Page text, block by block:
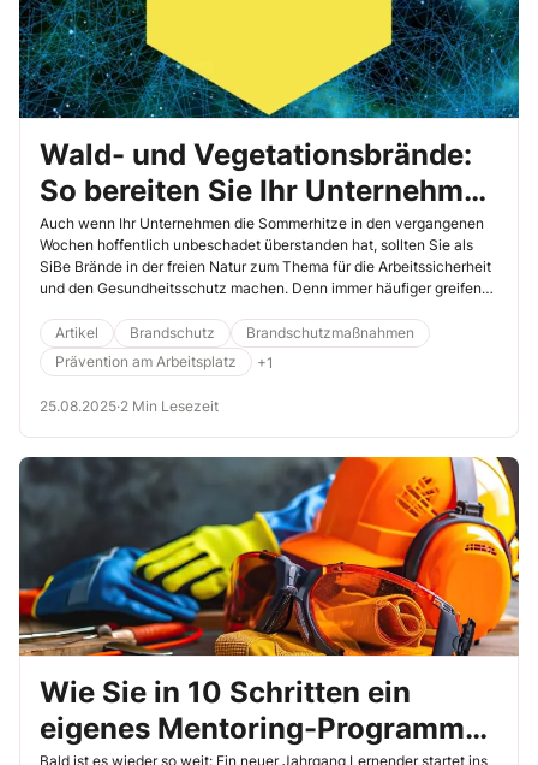
Wald- und Vegetationsbrände:
So bereiten Sie Ihr Unternehmen
auf den Ernstfall vor
Auch wenn Ihr Unternehmen die Sommerhitze in den vergangenen
Wochen hoffentlich unbeschadet überstanden hat, sollten Sie als
SiBe Brände in der freien Natur zum Thema für die Arbeitssicherheit
und den Gesundheitsschutz machen. Denn immer häufiger greifen
Winter, um ein passgenaues Präventions- und Handlungskonzept zu
entwickeln, damit Ihr Unternehmen im nächsten Jahr gut geschützt
ist.
Artikel Brandschutz
Brandschutzmaßnahmen
Prävention am Arbeitsplatz
+1
25.08.2025·2 Min Lesezeit
Wie Sie in 10 Schritten ein
eigenes Mentoring-Programm
Bald ist es wieder so weit: Ein neuer Jahrgang Lernender startet ins